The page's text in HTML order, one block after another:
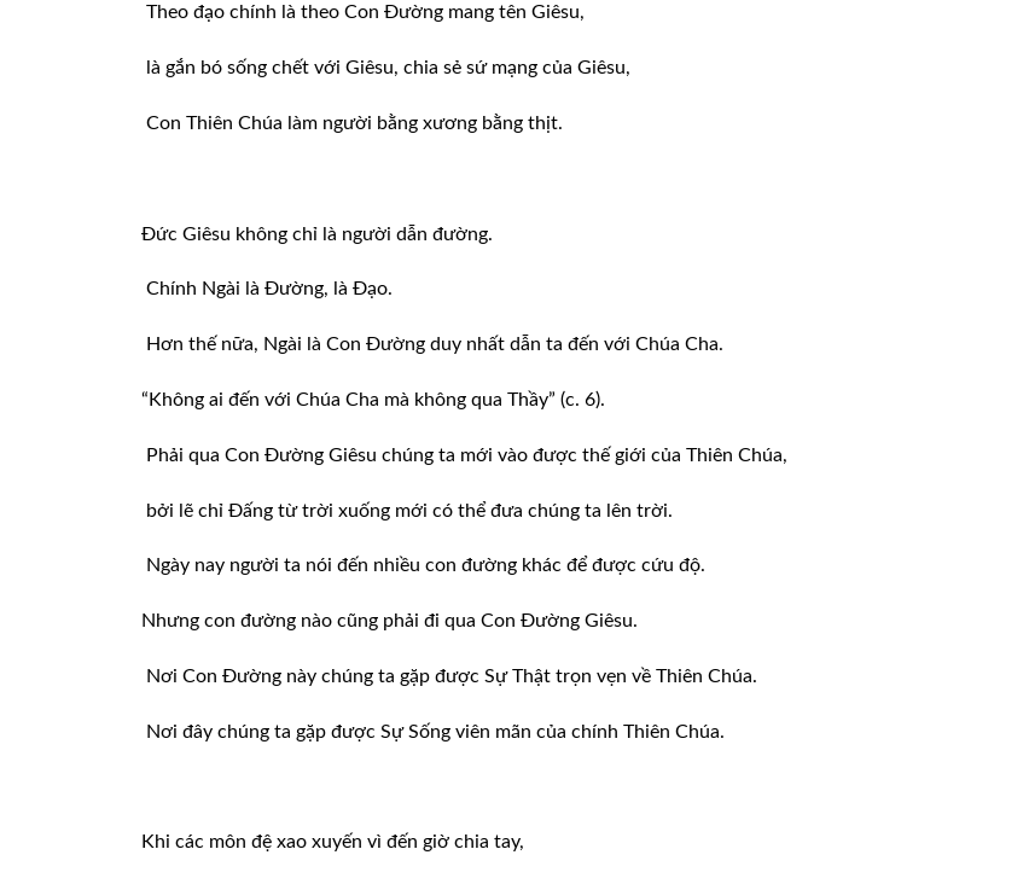
Theo đạo chính là theo Con Đường mang tên Giêsu,
là gắn bó sống chết với Giêsu, chia sẻ sứ mạng của Giêsu,
Con Thiên Chúa làm người bằng xương bằng thịt.
Đức Giêsu không chỉ là người dẫn đường.
Chính Ngài là Đường, là Đạo.
Hơn thế nữa, Ngài là Con Đường duy nhất dẫn ta đến với Chúa Cha.
“Không ai đến với Chúa Cha mà không qua Thầy” (c. 6).
Phải qua Con Đường Giêsu chúng ta mới vào được thế giới của Thiên Chúa,
bởi lẽ chỉ Đấng từ trời xuống mới có thể đưa chúng ta lên trời.
Ngày nay người ta nói đến nhiều con đường khác để được cứu độ.
Nhưng con đường nào cũng phải đi qua Con Đường Giêsu.
Nơi Con Đường này chúng ta gặp được Sự Thật trọn vẹn về Thiên Chúa.
Nơi đây chúng ta gặp được Sự Sống viên mãn của chính Thiên Chúa.
Khi các môn đệ xao xuyến vì đến giờ chia tay,